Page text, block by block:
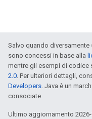
Salvo quando
sono concessi in base alla
mentre gli esempi di codice
2.0. Per ulteriori dettagli,
Developers. Java è un
consociate.
Ultimo aggiornamento 2026-